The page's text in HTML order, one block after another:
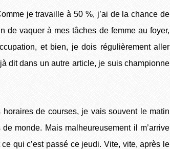
je travaille à 50 %, j’ai de la chance de
de vaquer à mes tâches de femme au foyer,
et bien, je dois régulièrement aller
dit dans un autre article, je suis championne
de courses, je vais souvent le matin
monde. Mais malheureusement il m’arrive
qui c’est passé ce jeudi. Vite, vite, après le